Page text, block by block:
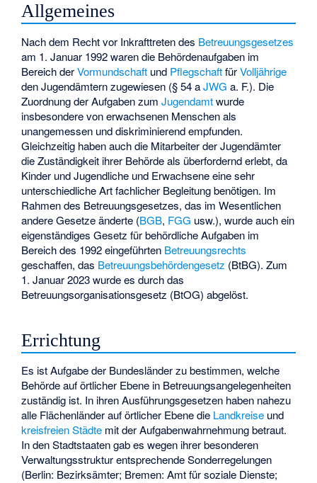
Allgemeines
Nach dem Recht vor Inkrafttreten des Betreuungsgesetzes
am 1. Januar 1992 waren die Behördenaufgaben im
Bereich derVormundschaft und PflegschaftfürVolljährige
den Jugendämtern zugewiesen (§ 54 aJWG a. F.). Die
Zuordnung der Aufgaben zumJugendamtwurde
insbesondere von erwachsenen Menschen als
unangemessen und diskriminierend empfunden.
Gleichzeitig haben auch die Mitarbeiter der Jugendämter
die Zuständigkeit ihrer Behörde als überfordernd erlebt, da
Kinder und Jugendliche und Erwachsene eine sehr
unterschiedliche Art fachlicher Begleitung benötigen. Im
Rahmen des Betreuungsgesetzes, das im Wesentlichen
andere Gesetze änderte (BGB, FGG usw.), wurde auch ein
eigenständiges Gesetz für behördliche Aufgaben im
Bereich des 1992 eingeführten Betreuungsrechts
geschaffen, das Betreuungsbehördengesetz (BtBG). Zum
1. Januar 2023 wurde es durch das
Betreuungsorganisationsgesetz (BtOG) abgelöst.
Errichtung
Es ist Aufgabe der Bundesländer zu bestimmen, welche
Behörde auf örtlicher Ebene in Betreuungsangelegenheiten
zuständig ist. In ihren Ausführungsgesetzen haben nahezu
alle Flächenländer auf örtlicher Ebene die Landkreise und
kreisfreien Städte mit der Aufgabenwahrnehmung betraut.
In den Stadtstaaten gab es wegen ihrer besonderen
Verwaltungsstruktur entsprechende Sonderregelungen
(Berlin: Bezirksämter; Bremen: Amt für soziale Dienste;